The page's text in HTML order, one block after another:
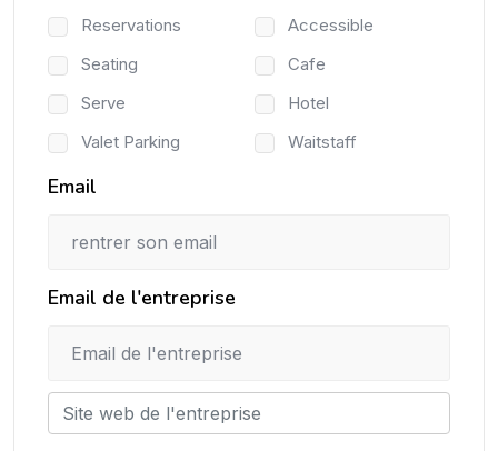
Reservations
Accessible
Seating
Cafe
Serve
Hotel
Valet Parking
Waitstaff
Email
Email de l'entreprise